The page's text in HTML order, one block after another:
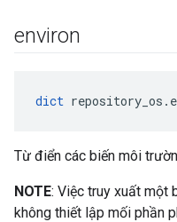
environ
dict
Từ điển các biến môi
NOTE: Việc truy xuất một
không thiết lập mối phần